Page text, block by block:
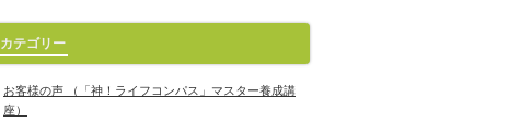
カテゴリー
お客様の声 （「神！ライフコンパス」マスター養成講
座）